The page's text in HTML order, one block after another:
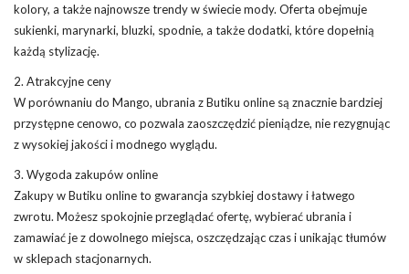
kolory, a także najnowsze trendy w świecie mody. Oferta obejmuje
sukienki, marynarki, bluzki, spodnie, a także dodatki, które dopełnią
każdą stylizację.
2. Atrakcyjne ceny
W porównaniu do Mango, ubrania z Butiku online są znacznie bardziej
przystępne cenowo, co pozwala zaoszczędzić pieniądze, nie rezygnując
z wysokiej jakości i modnego wyglądu.
3. Wygoda zakupów online
Zakupy w Butiku online to gwarancja szybkiej dostawy i łatwego
zwrotu. Możesz spokojnie przeglądać ofertę, wybierać ubrania i
zamawiać je z dowolnego miejsca, oszczędzając czas i unikając tłumów
w sklepach stacjonarnych.